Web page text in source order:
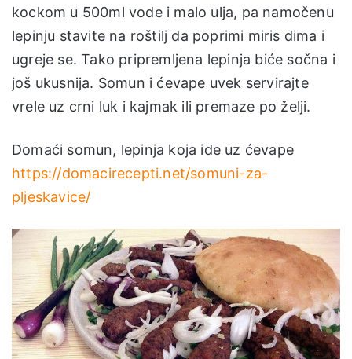
kockom u 500ml vode i malo ulja, pa namočenu
lepinju stavite na roštilj da poprimi miris dima i
ugreje se. Tako pripremljena lepinja biće sočna i
još ukusnija. Somun i ćevape uvek servirajte
vrele uz crni luk i kajmak ili premaze po želji.
Domaći somun, lepinja koja ide uz ćevape
https://domacirecepti.net/somuni-za-
pljeskavice/